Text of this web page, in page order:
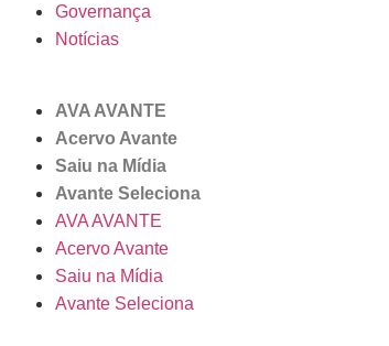
Governança
Notícias
AVA AVANTE
Acervo Avante
Saiu na Mídia
Avante Seleciona
AVA AVANTE
Acervo Avante
Saiu na Mídia
Avante Seleciona